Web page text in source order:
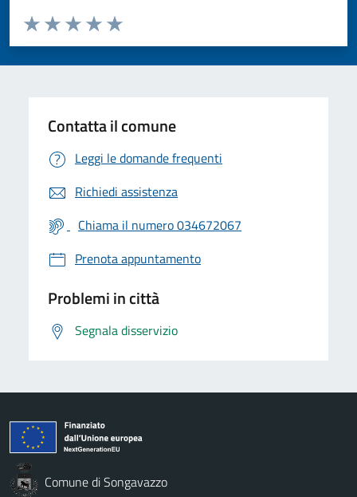
Valuta da 1 a 5 stelle la pagina
Valuta 5 stelle su 5
Valuta 4 stelle su 5
Valuta 3 stelle su 5
Valuta 2 stelle su 5
Valuta 1 stelle su 5
Contatta il comune
Leggi le domande frequenti
Richiedi assistenza
Chiama il numero 034672067
Prenota appuntamento
Problemi in città
Segnala disservizio
Comune di Songavazzo